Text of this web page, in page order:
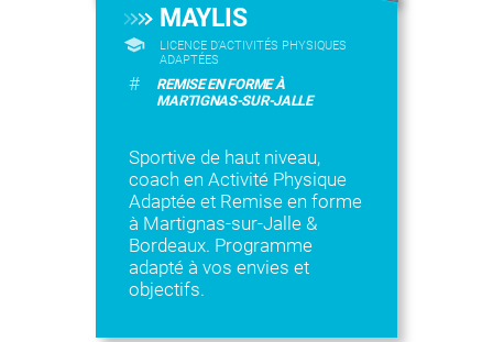
MAYLIS
LICENCE D’ACTIVITÉS PHYSIQUES
ADAPTÉES
#
REMISE EN FORME À
MARTIGNAS-SUR-JALLE
Sportive de haut niveau,
coach en Activité Physique
Adaptée et Remise en forme
à Martignas-sur-Jalle &
Bordeaux. Programme
adapté à vos envies et
objectifs.